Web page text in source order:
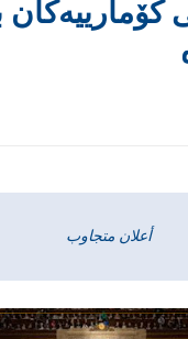
أعلان متجاوب